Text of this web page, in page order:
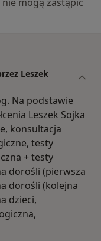
Leszek
Na podstawie
Leszek Sojka
konsultacja
testy
+ testy
dorośli (pierwsza
dorośli (kolejna
dzieci,